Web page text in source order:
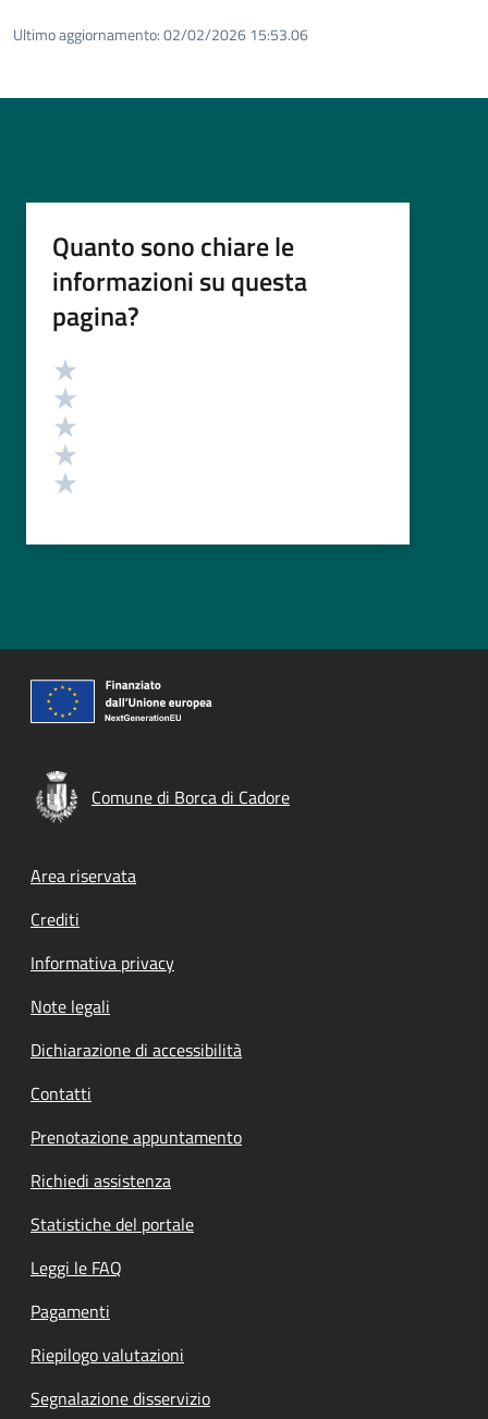
Ultimo aggiornamento:02/02/2026 15:53.06
Quanto sono chiare le
informazioni su questa
pagina?
Valutazione
Comune di Borca di Cadore
Footer menu
Area riservata
Crediti
Informativa privacy
Note legali
Dichiarazione di accessibilità
Contatti
Prenotazione appuntamento
Richiedi assistenza
Statistiche del portale
Leggi le FAQ
Pagamenti
Riepilogo valutazioni
Segnalazione disservizio